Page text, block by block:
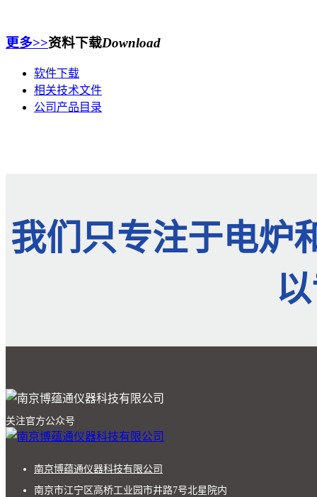
更多>>资料下载Download
软件下载
相关技术文件
公司产品目录
我们只专注于电炉
关注官方公众号
南京博蕴通仪器科技有限公司
南京市江宁区高桥工业园市井路7号北星院内